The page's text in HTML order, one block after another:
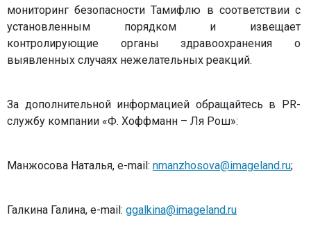
мониторинг безопасности Тамифлю в соответствии с
установленным порядком и извещает
контролирующие органы здравоохранения о
выявленных случаях нежелательных реакций.
За дополнительной информацией обращайтесь в PR-
службу компании «Ф. Хоффманн – Ля Рош»:
Манжосова Наталья, e-mail: nmanzhosova@imageland.ru;
Галкина Галина, e-mail: ggalkina@imageland.ru